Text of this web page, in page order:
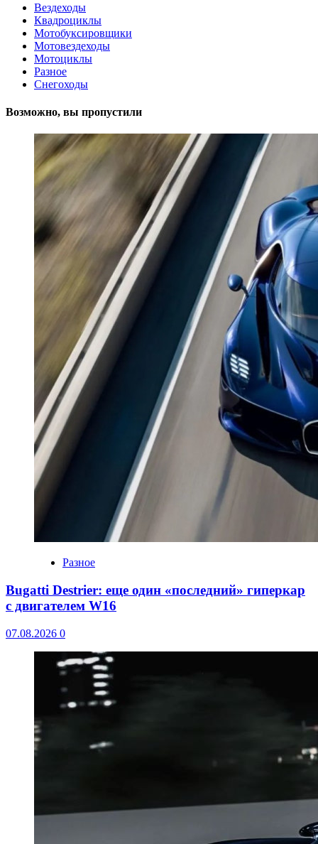
Вездеходы
Квадроциклы
Мотобуксировщики
Мотовездеходы
Мотоциклы
Разное
Снегоходы
Возможно, вы пропустили
Разное
Bugatti Destrier: еще один «последний» гиперкар
с двигателем W16
07.08.2026 0